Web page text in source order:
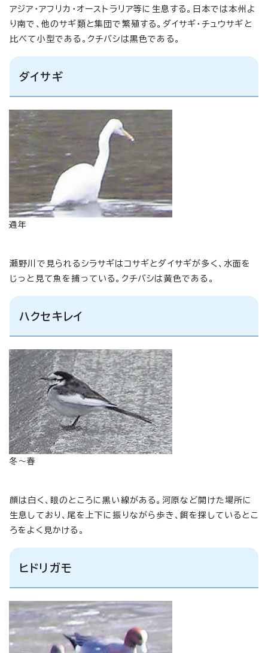
アジア・アフリカ・オーストラリア等に生息する。日本では本州よ
り南で、他のサギ類と集団で繁殖する。ダイサギ・チュウサギと
比べて小型である。クチバシは黒色である。
ダイサギ
通年
瀬野川で見られるシラサギはコサギとダイサギが多く、水面を
じっと見て魚を捕っている。クチバシは黄色である。
ハクセキレイ
冬～春
顔は白く、眼のところに黒い線がある。河原など開けた場所に
生息しており、尾を上下に振りながら歩き、餌を探しているとこ
ろをよく見かける。
ヒドリガモ